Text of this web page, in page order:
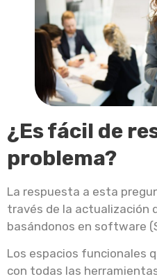
¿Es fácil de
problema?
La respuesta a esta
través de la actualización
basándonos en software
Los espacios funcionales
con todas las